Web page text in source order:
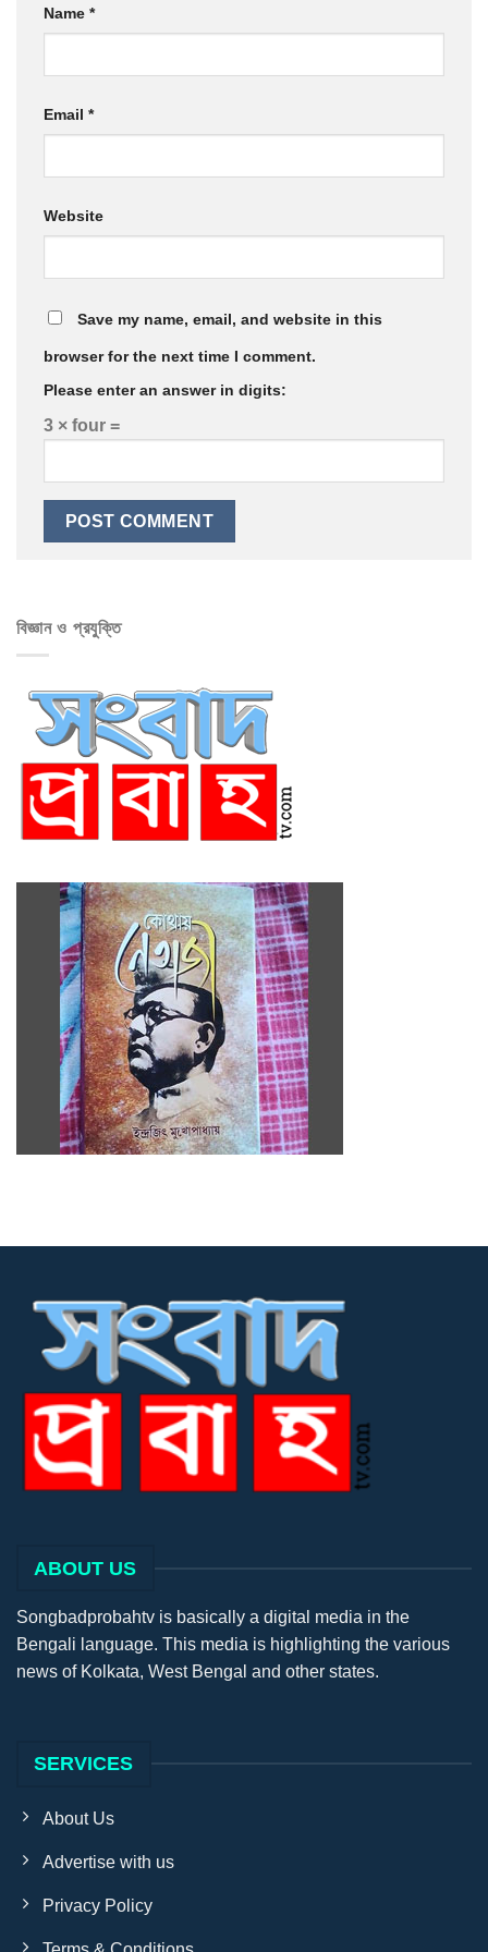
Name *
Email *
Website
Save my name, email, and website in this
browser for the next time I comment.
Please enter an answer in digits:
3 × four =
বিজ্ঞান ও প্রযুক্তি
ABOUT US
Songbadprobahtv is basically a digital media in the
Bengali language. This media is highlighting the various
news of Kolkata, West Bengal and other states.
SERVICES
About Us
Advertise with us
Privacy Policy